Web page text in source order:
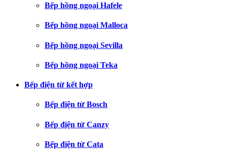
Bếp hồng ngoại Hafele
Bếp hồng ngoại Malloca
Bếp hồng ngoại Sevilla
Bếp hồng ngoại Teka
Bếp điện từ kết hợp
Bếp điện từ Bosch
Bếp điện từ Canzy
Bếp điện từ Cata